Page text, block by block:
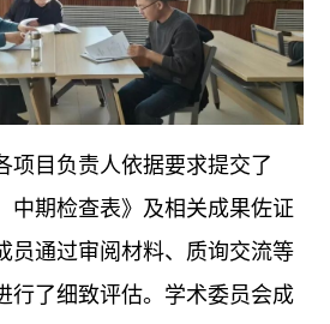
项目负责人依据要求提交了
中期检查表》及相关成果佐证
员通过审阅材料、质询交流等
行了细致评估。学术委员会成